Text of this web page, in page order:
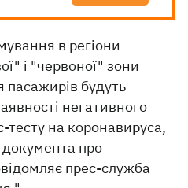
в регіони
і "червоної" зони
будуть
негативного
тесту на коронавируса,
про
прес-служба